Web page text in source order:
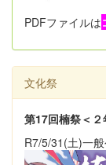
PDFファイルは
文化祭
第17回楠祭＜２
R7/5/31(土)一